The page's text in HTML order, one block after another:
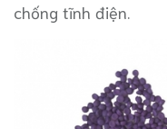
chống tĩnh điện.